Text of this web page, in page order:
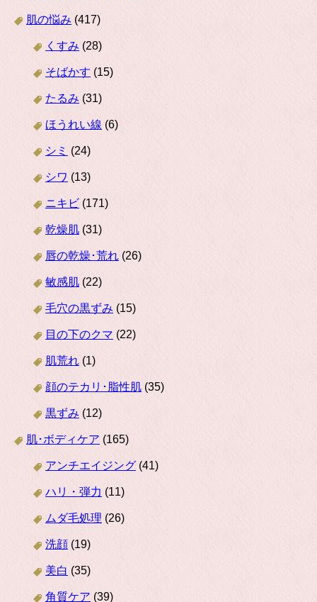
肌の悩み (417)
くすみ (28)
そばかす (15)
たるみ (31)
ほうれい線 (6)
シミ (24)
シワ (13)
ニキビ (171)
乾燥肌 (31)
唇の乾燥･荒れ (26)
敏感肌 (22)
毛穴の黒ずみ (15)
目の下のクマ (22)
肌荒れ (1)
顔のテカリ･脂性肌 (35)
黒ずみ (12)
肌･ボディケア (165)
アンチエイジング (41)
ハリ・弾力 (11)
ムダ毛処理 (26)
洗顔 (19)
美白 (35)
角質ケア (39)